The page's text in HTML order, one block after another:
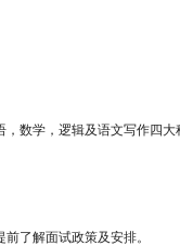
数学，逻辑及语文写作四
了解面试政策及安排。